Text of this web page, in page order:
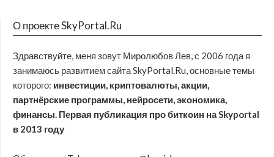
О проекте SkyPortal.Ru
Здравствуйте, меня зовут Миролюбов Лев, с 2006 года я
занимаюсь развитием сайта SkyPortal.Ru, основные темы
которого: инвестиции, криптовалюты, акции,
партнёрские программы, нейросети, экономика,
финансы. Первая публикация про биткоин на Skyportal
в 2013 году